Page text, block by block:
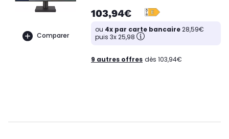
Comparer
103,94€
ou 4x par carte bancaire28,59€
puis 3x 25,98
9 autres offres dès 103,94€